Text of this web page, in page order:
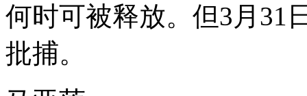
何时可被释放。但3月31
批捕。